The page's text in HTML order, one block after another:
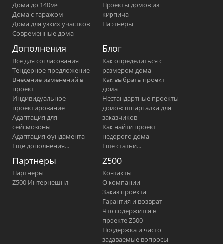
Дома до 140м²
Дома с гаражом
Дома для узких участков
Современные дома
Проекты домов из
кирпича
Партнеры
Дополнения
Все для согласования
Тендерное предложение
Внесение изменений в
проект
Индивидуальное
проектирование
Адаптация для
сейсмозоны
Адаптация фундамента
Еще дополнения...
Блог
Как определиться с
размером дома
Как выбрать проект
дома
Нестандартные проекты
домов: шпаргалка для
заказчиков
Как найти проект
недорого дома
Ещё статьи...
Партнеры
Партнеры
Z500 Интернешнл
Z500
Контакты
О компании
Заказ проекта
Гарантия и возврат
Что содержится в
проекте Z500
Поддержка и часто
задаваемые вопросы